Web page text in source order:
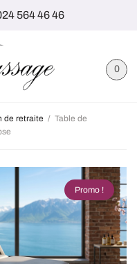
564 46 46
0
de retraite / Table de
Promo !